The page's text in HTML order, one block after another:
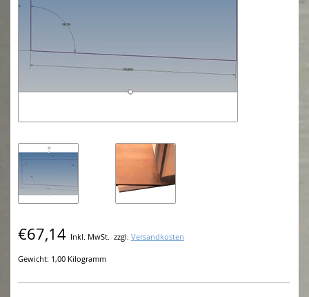
€67,14 Inkl. MwSt. zzgl. Versandkosten
Gewicht: 1,00 Kilogramm